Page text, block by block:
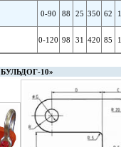
0-90 88 25 350 62
0-120 98 31 420 85
10»